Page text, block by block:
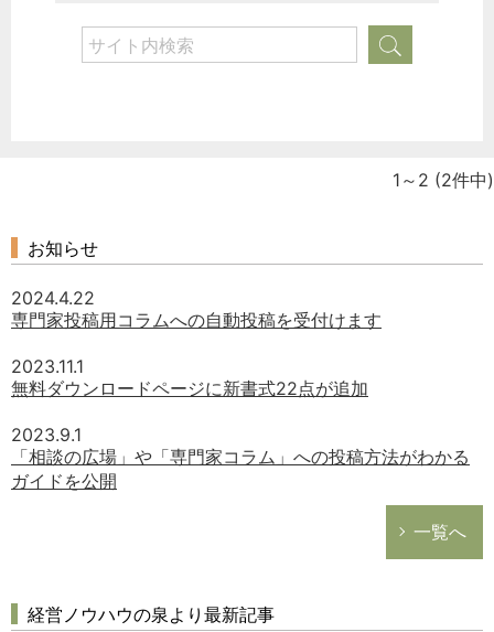
どのカテゴリーに投稿しますか？
企業法務
1～2 (2件中)
お知らせ
2024.4.22
専門家投稿用コラムへの自動投稿を受付けます
2023.11.1
無料ダウンロードページに新書式22点が追加
2023.9.1
「相談の広場」や「専門家コラム」への投稿方法がわかる
ガイドを公開
一覧へ
経営ノウハウの泉より最新記事